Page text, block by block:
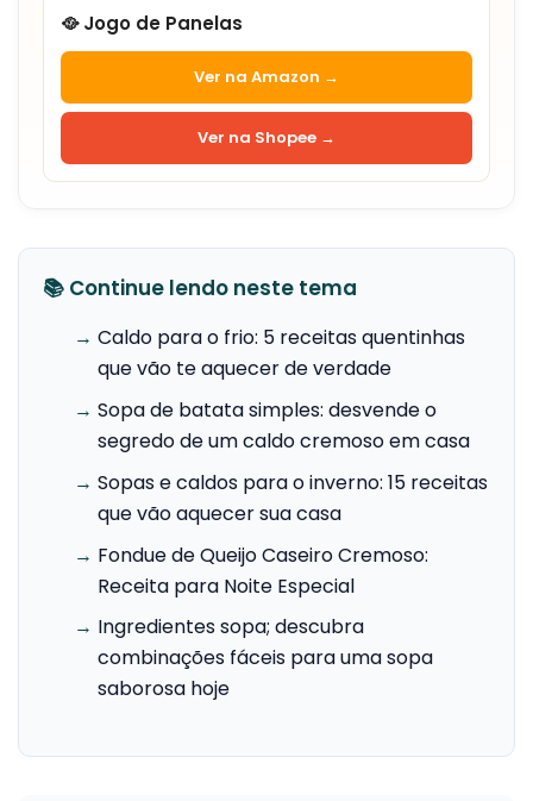
🥘 Jogo de Panelas
Ver na Amazon →
Ver na Shopee →
📚 Continue lendo neste tema
→ Caldo para o frio: 5 receitas quentinhas
que vão te aquecer de verdade
→ Sopa de batata simples: desvende o
segredo de um caldo cremoso em casa
→ Sopas e caldos para o inverno: 15 receitas
que vão aquecer sua casa
→ Fondue de Queijo Caseiro Cremoso:
Receita para Noite Especial
→ Ingredientes sopa; descubra
combinações fáceis para uma sopa
saborosa hoje